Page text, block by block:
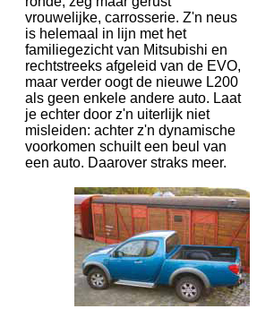
vrouwelijke, carrosserie. Z'n neus
is helemaal in lijn met het
familiegezicht van Mitsubishi en
rechtstreeks afgeleid van de EVO,
maar verder oogt de nieuwe L200
als geen enkele andere auto. Laat
je echter door z'n uiterlijk niet
misleiden: achter z'n dynamische
voorkomen schuilt een beul van
een auto. Daarover straks meer.